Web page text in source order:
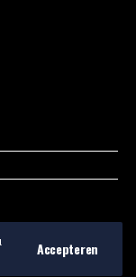
Accepteren